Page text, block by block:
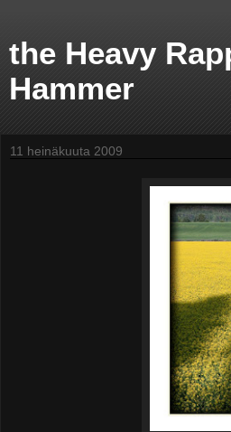
the Heavy
Hammer
11 heinäkuuta 2009